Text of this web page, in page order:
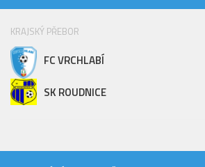
Realizační tým
Zápasy
Ml. žáci
Výsledky
KRAJSKÝ PŘEBOR
FC VRCHLABÍ
SK ROUDNICE